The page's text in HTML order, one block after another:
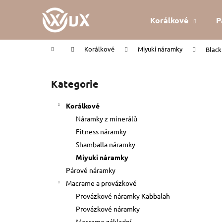
Korálkové
Domů Korálkové Miyuki náramky
Přeskočit
kategorie
Kategorie
Korálkové
Náramky z minerálů
Fitness náramky
Shamballa náramky
Miyuki náramky
Párové náramky
Macrame a provázkové
Provázkové náramky Kabbalah
Provázkové náramky
í
Zpět
do
Zpět
do
KABBALAH ČERVENÝ NÁRAMEK